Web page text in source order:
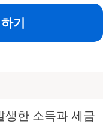
기
생한 소득과 세금